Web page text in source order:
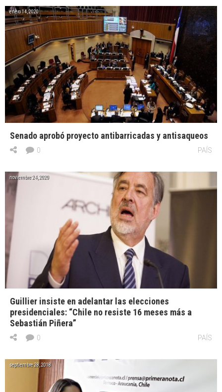
enero 14, 2020
Senado aprobó proyecto antibarricadas y antisaqueos
PAÍS
0
noviembre 24, 2020
Guillier insiste en adelantar las elecciones
presidenciales: “Chile no resiste 16 meses más a
Sebastián Piñera”
PAÍS
0
septiembre 28, 2018